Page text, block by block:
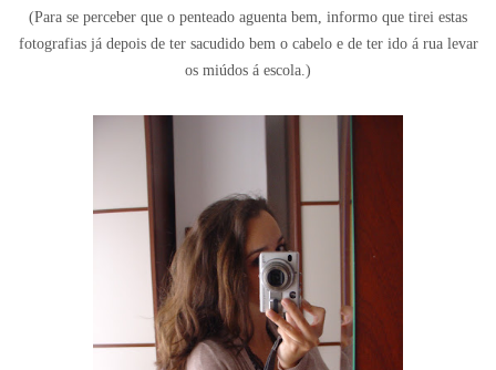
(Para se perceber que o penteado aguenta bem, informo que tirei estas
fotografias já depois de ter sacudido bem o cabelo e de ter ido á rua levar
os miúdos á escola.)